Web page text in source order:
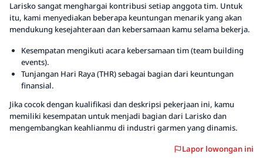
Larisko sangat menghargai kontribusi setiap anggota tim. Untuk
itu, kami menyediakan beberapa keuntungan menarik yang akan
mendukung kesejahteraan dan kebersamaan kamu selama bekerja.
Kesempatan mengikuti acara kebersamaan tim (team building
events).
Tunjangan Hari Raya (THR) sebagai bagian dari keuntungan
finansial.
Jika cocok dengan kualifikasi dan deskripsi pekerjaan ini, kamu
memiliki kesempatan untuk menjadi bagian dari Larisko dan
mengembangkan keahlianmu di industri garmen yang dinamis.
Lapor lowongan ini